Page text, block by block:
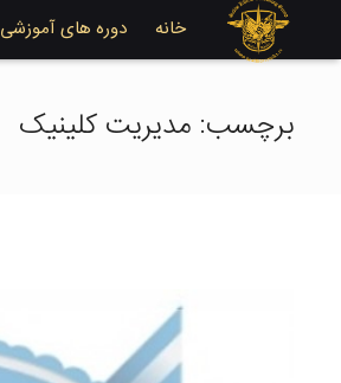
خانه دوره های آموزشی
برچسب: مدیریت کلینیک